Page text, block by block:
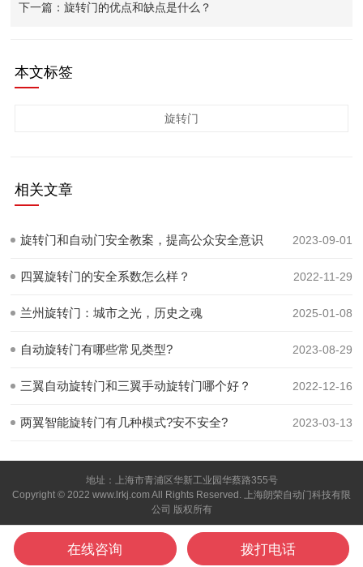
下一篇：旋转门的优点和缺点是什么？
本文标签
旋转门
相关文章
旋转门和自动门安全教案，提高公众安全意识 2023-09-01
四翼旋转门的安全系数怎么样？ 2022-11-29
兰州旋转门：城市之光，历史之魂 2025-01-08
自动旋转门有哪些常见类型? 2023-08-29
三翼自动旋转门和三翼手动旋转门哪个好？ 2022-12-16
两翼智能旋转门有几种模式?安不安全? 2023-03-13
地址：上海市青浦区华新工业园华蔡路355号
Copyright © 2022 www.lrkj.com All Rights Reserved. 上海朗荣自动门科技有限
公司 版权所有
微信咨询
在线咨询 拨打电话